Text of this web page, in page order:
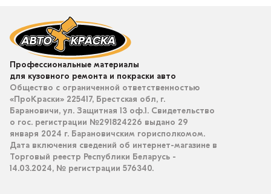
Профессиональные материалы
для кузовного ремонта и покраски авто
Общество с ограниченной ответственностью
«ПроКраски» 225417, Брестская обл, г.
Барановичи, ул. Защитная 13 оф.1. Свидетельство
о гос. регистрации №291824226 выдано 29
января 2024 г. Барановичским горисполкомом.
Дата включения сведений об интернет-магазине в
Торговый реестр Республики Беларусь -
14.03.2024, № регистрации 576340.